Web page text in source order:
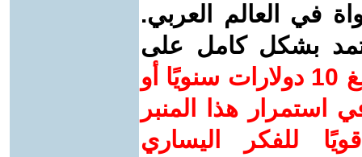
في العالم العربي.
بشكل كامل على
ساهم/ي معنا! بدعمكم بمبلغ 10 دولارات سنويًا أو
استمرار هذا المنبر
للفكر اليساري